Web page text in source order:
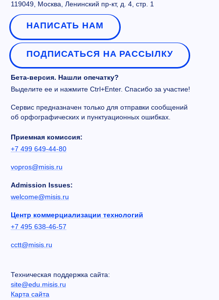
119049, Москва, Ленинский пр-кт, д. 4, стр. 1
НАПИСАТЬ НАМ
ПОДПИСАТЬСЯ НА РАССЫЛКУ
Бета-версия. Нашли опечатку?
Выделите ее и нажмите Ctrl+Enter. Спасибо за участие!
Сервис предназначен только для отправки сообщений
об орфографических и пунктуационных ошибках.
Приемная комиссия:
+7 499 649-44-80
vopros@misis.ru
Admission Issues:
welcome@misis.ru
Центр коммерциализации технологий
+7 495 638-46-57
cctt@misis.ru
Техническая поддержка сайта:
site@edu.misis.ru
Карта сайта